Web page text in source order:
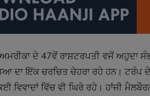
ਦੇ 47ਵੇਂ ਰਾਸ਼ਟਰਪਤੀ ਵਜੋਂ
ਦਾ ਇੱਕ ਚਰਚਿਤ ਚੇਹਰਾ ਰਹੇ ਹਨ। ਟਰੰਪ
ਵਿੱਚ ਵੀ ਘਿਰੇ ਰਹੇ। ਹਾਂਜੀ